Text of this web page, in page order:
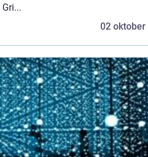
02 oktober